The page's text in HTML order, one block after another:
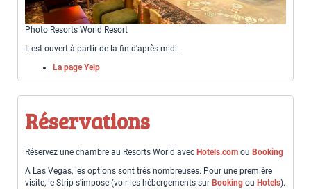
Photo Resorts World Resort
Il est ouvert à partir de la fin d'après-midi.
La page Yelp
Réservations
Réservez une chambre au Resorts World avec Hotels.com ou Booking
A Las Vegas, les options sont très nombreuses. Pour une première
visite, le Strip s'impose (voir les hébergements sur Booking ou Hotels).